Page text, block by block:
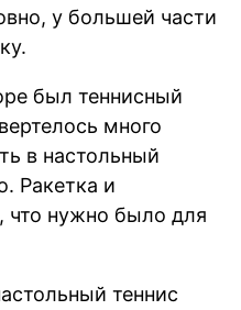
у большей части
был теннисный
много
в настольный
Ракетка и
что нужно было для
теннис